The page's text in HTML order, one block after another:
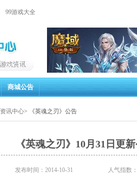
99游戏大全
商城公告
资讯中心> 《英魂之刃》公告
《英魂之刃》10月31日更
发布时间：2014-10-31 人气指数